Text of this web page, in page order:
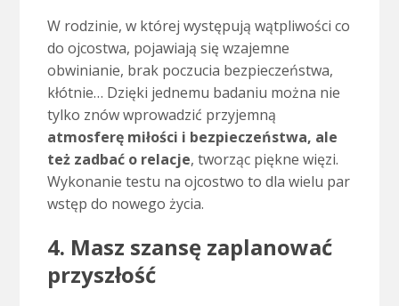
W rodzinie, w której występują wątpliwości co
do ojcostwa, pojawiają się wzajemne
obwinianie, brak poczucia bezpieczeństwa,
kłótnie… Dzięki jednemu badaniu można nie
tylko znów wprowadzić przyjemną
atmosferę miłości i bezpieczeństwa, ale
też zadbać o relacje, tworząc piękne więzi.
Wykonanie testu na ojcostwo to dla wielu par
wstęp do nowego życia.
4. Masz szansę zaplanować
przyszłość